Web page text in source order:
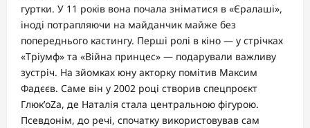
гуртки. У 11 років вона почала зніматися в «Єралаші»,
іноді потрапляючи на майданчик майже без
попереднього кастингу. Перші ролі в кіно — у стрічках
«Тріумф» та «Війна принцес» — подарували важливу
зустріч. На зйомках юну акторку помітив Максим
Фадєєв. Саме він у 2002 році створив спецпроєкт
Глюк’oZa, де Наталія стала центральною фігурою.
Псевдонім, до речі, спочатку використовував сам